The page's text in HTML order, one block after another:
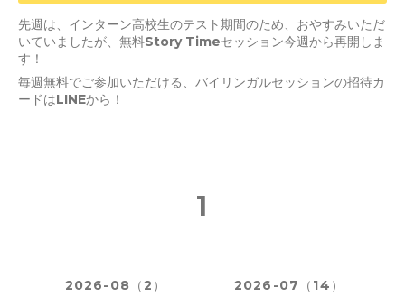
先週は、インターン高校生のテスト期間のため、おやすみいただ
いていましたが、無料Story Timeセッション今週から再開しま
す！
毎週無料でご参加いただける、バイリンガルセッションの招待カ
ードはLINEから！
1
2026-08（2）
2026-07（14）